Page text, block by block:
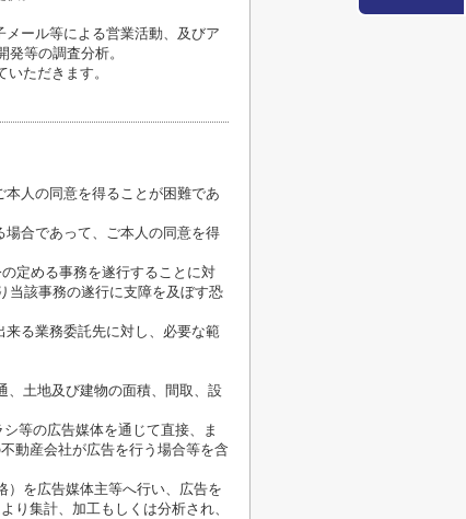
メール等による営業活動、及びア
等の調査分析。
ただきます。
本人の同意を得ることが困難であ
場合であって、ご本人の同意を得
定める事務を遂行することに対
当該事務の遂行に支障を及ぼす恐
来る業務委託先に対し、必要な範
、土地及び建物の面積、間取、設
等の広告媒体を通じて直接、ま
動産会社が広告を行う場合等を含
）を広告媒体主等へ行い、広告を
り集計、加工もしくは分析され、